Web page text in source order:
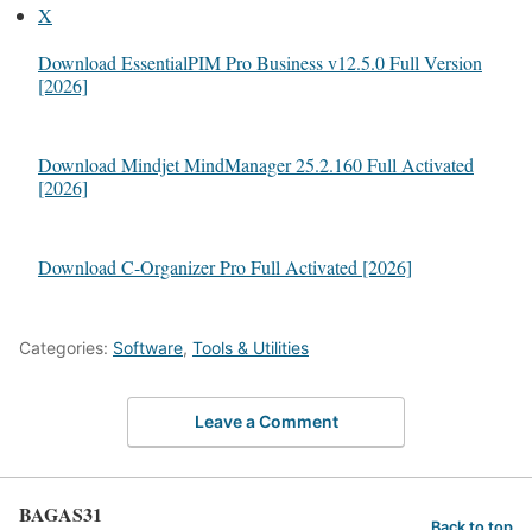
X
Download EssentialPIM Pro Business v12.5.0 Full Version
[2026]
Download Mindjet MindManager 25.2.160 Full Activated
[2026]
Download C-Organizer Pro Full Activated [2026]
Categories: Software, Tools & Utilities
Leave a Comment
BAGAS31